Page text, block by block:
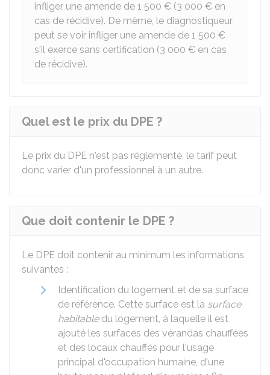
infliger une amende de 1 500 € (3 000 € en
cas de récidive). De même, le diagnostiqueur
peut se voir infliger une amende de 1 500 €
s'il exerce sans certification (3 000 € en cas
de récidive).
Quel est le prix du DPE ?
Le prix du DPE n'est pas réglementé, le tarif peut
donc varier d'un professionnel à un autre.
Que doit contenir le DPE ?
Le DPE doit contenir au minimum les informations
suivantes :
Identification du logement et de sa surface
de référence. Cette surface est la surface
habitabledu logement, à laquelle il est
ajouté les surfaces des vérandas chauffées
et des locaux chauffés pour l'usage
principal d'occupation humaine, d'une